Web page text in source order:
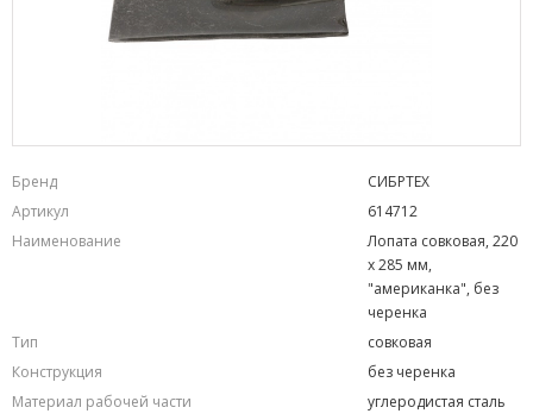
Бренд
СИБРТЕХ
Артикул
614712
Наименование
Лопата совковая, 220
х 285 мм,
"американка", без
черенка
Тип
совковая
Конструкция
без черенка
Материал рабочей части
углеродистая сталь